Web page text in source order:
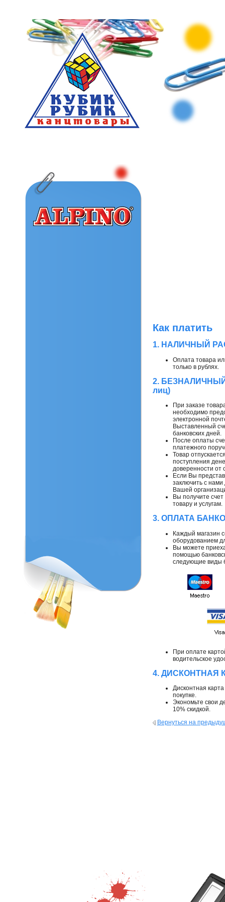
Как платить
1. НАЛИЧНЫЙ
Оплата товара
только в рублях.
2. БЕЗНАЛИЧНЫЙ
лиц)
При заказе
необходимо
электронной
Выставленный
банковских дней.
После оплаты
платежного
Товар
поступления
доверенности от
Если Вы
заключить с
Вашей
Вы получите
товару и услугам.
3. ОПЛАТА
Каждый магазин
оборудованием
Вы можете
помощью
следующие виды
При оплате
водительское
4. ДИСКОНТНАЯ
Дисконтная
покупке.
Экономьте свои
10% скидкой.
Вернуться на